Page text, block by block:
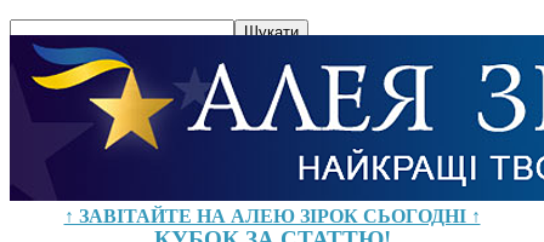
↑ ЗАВІТАЙТЕ НА АЛЕЮ ЗІРОК СЬОГОДНІ ↑